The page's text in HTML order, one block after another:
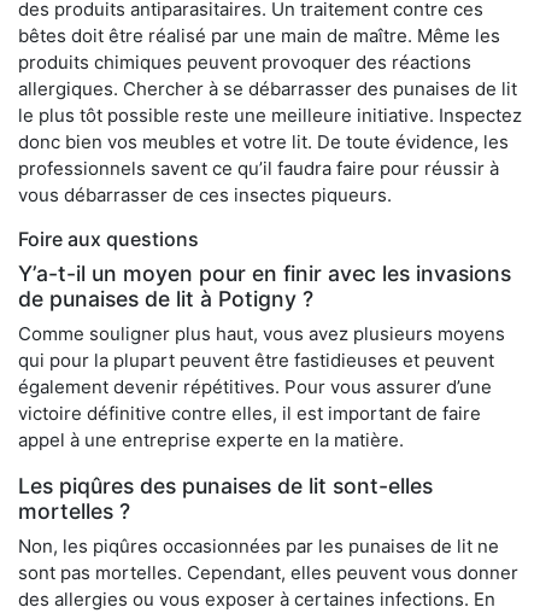
des produits antiparasitaires. Un traitement contre ces
bêtes doit être réalisé par une main de maître. Même les
produits chimiques peuvent provoquer des réactions
allergiques. Chercher à se débarrasser des punaises de lit
le plus tôt possible reste une meilleure initiative. Inspectez
donc bien vos meubles et votre lit. De toute évidence, les
professionnels savent ce qu’il faudra faire pour réussir à
vous débarrasser de ces insectes piqueurs.
Foire aux questions
Y’a-t-il un moyen pour en finir avec les invasions
de punaises de lit à Potigny ?
Comme souligner plus haut, vous avez plusieurs moyens
qui pour la plupart peuvent être fastidieuses et peuvent
également devenir répétitives. Pour vous assurer d’une
victoire définitive contre elles, il est important de faire
appel à une entreprise experte en la matière.
Les piqûres des punaises de lit sont-elles
mortelles ?
Non, les piqûres occasionnées par les punaises de lit ne
sont pas mortelles. Cependant, elles peuvent vous donner
des allergies ou vous exposer à certaines infections. En